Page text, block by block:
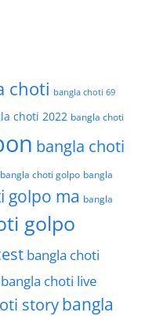
choti bangla choti 69
choti 2022 bangla choti
bangla choti
bangla choti golpo bangla
golpo ma bangla
golpo
bangla choti
bangla choti live
storybangla